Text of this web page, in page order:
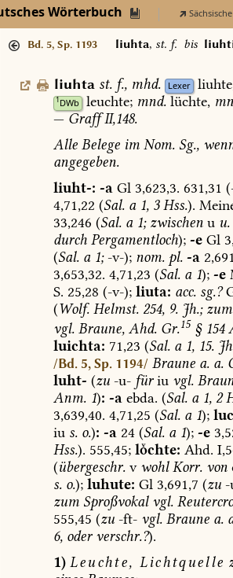
Wörterbuch
sw. v.
m.
m. f.
st. f.
Bd. 5, Sp. 1193 liuhta, st. f.bis
liuhta st. f., mhd. Lexer
1DWb leuchte; mnd.lüchte,
— GraffII,148.
AlleBelegeimNom.Sg.,
angegeben.
liuht-: -aGl3,623,3. 631,31
4,71,22 (Sal. a1,3Hss.).
33,246 (Sal.a1;zwischenu u.
durchPergamentloch); -eGl
(Sal.a1;-v-); nom.pl. -a
3,653,32. 4,71,23 (Sal.a1); -e
S. 25,28 (-v-); liuta: acc.sg.?
(Wolf.Helmst.254, 9.Jh.;zum
vgl.Braune,Ahd.Gr.15 §154
luichta: 71,23 (Sal.a1,15.
/Bd. 5, Sp. 1194/ Braunea.a.
luht- (zu-u- füriu vgl.
Anm.1): -aebda. (Sal.a1,2
3,639,40. 4,71,25 (Sal.a1);
iu s.o.): -a24 (Sal.a1); -e
Hss.). 555,45; lchte: Ahd.
(übergeschr.v wohlKorr.von
s.o.); luhute: Gl3,691,7 (zu-
zum Sproßvokalvgl.
555,45 (zu-ft- vgl. Braunea.
6,oderverschr.?).
1) Leuchte, Lichtquelle